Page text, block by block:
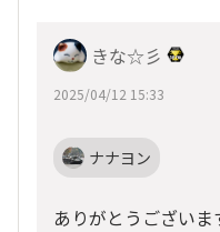
きな☆彡
2025/04/12 15:33
ナナヨン
ありがとうござい